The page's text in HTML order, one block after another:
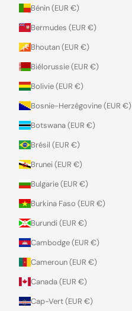
Bénin (EUR €)
Bermudes (EUR €)
Bhoutan (EUR €)
Biélorussie (EUR €)
Bolivie (EUR €)
Bosnie-Herzégovine (EUR €)
Botswana (EUR €)
Brésil (EUR €)
Brunei (EUR €)
Bulgarie (EUR €)
Burkina Faso (EUR €)
Burundi (EUR €)
Cambodge (EUR €)
Cameroun (EUR €)
Canada (EUR €)
Cap-Vert (EUR €)